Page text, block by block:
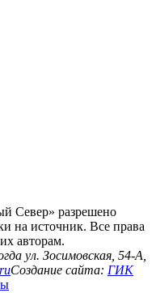
Север» разрешено
на источник. Все права
авторам.
ул. Зосимовская, 54-А,
Создание сайта: ГИК